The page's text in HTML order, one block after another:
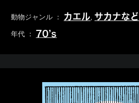
動物ジャンル ： カエル サカナなど
年代 ： 70’s